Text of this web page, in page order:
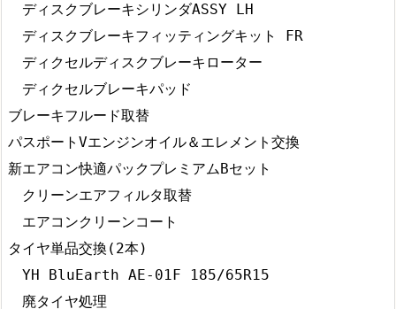
ディスクブレーキシリンダASSY LH
ディスクブレーキフィッティングキット FR
ディクセルディスクブレーキローター
ディクセルブレーキパッド
ブレーキフルード取替
パスポートVエンジンオイル＆エレメント交換
新エアコン快適パックプレミアムBセット
クリーンエアフィルタ取替
エアコンクリーンコート
タイヤ単品交換(2本)
YH BluEarth AE-01F 185/65R15